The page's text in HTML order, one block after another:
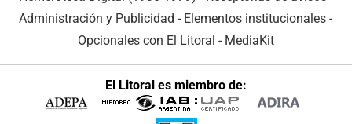
Administración y Publicidad - Elementos institucionales -
Opcionales con El Litoral - MediaKit
El Litoral es miembro de: